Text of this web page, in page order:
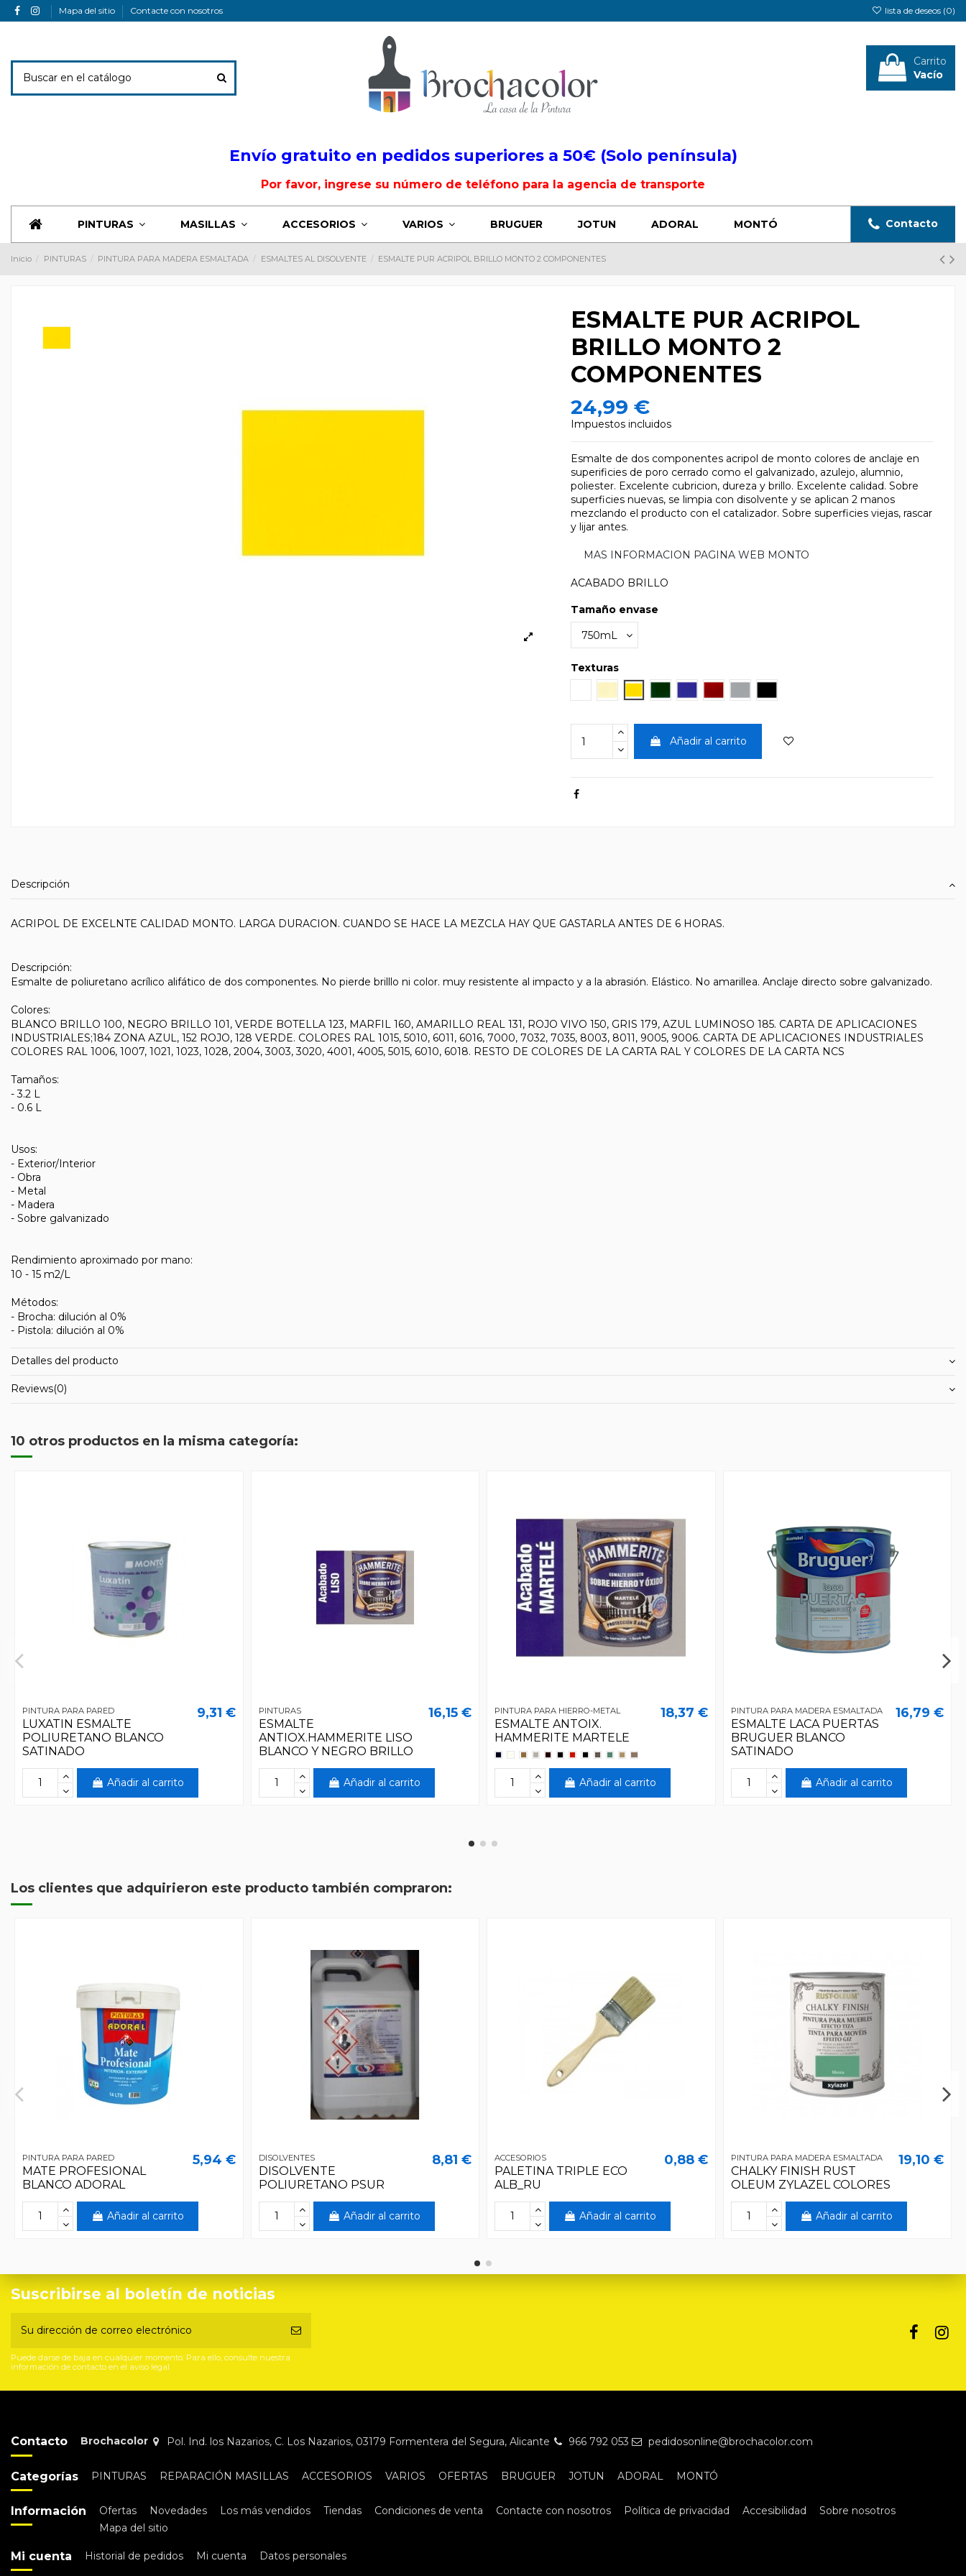
Mapa del sitio Contacte con nosotros lista de deseos (0)
Carrito
Vacío
Envío gratuito en pedidos superiores a 50€ (Solo península)
Por favor, ingrese su número de teléfono para la agencia de transporte
PINTURAS MASILLAS ACCESORIOS VARIOS BRUGUER JOTUN ADORAL MONTÓ Contacto
Inicio PINTURAS PINTURA PARA MADERA ESMALTADA ESMALTES AL DISOLVENTE ESMALTE PUR ACRIPOL BRILLO MONTO 2 COMPONENTES
ESMALTE PUR ACRIPOL
BRILLO MONTO 2
COMPONENTES
24,99 €
Impuestos incluidos
Esmalte de dos componentes acripol de monto colores de anclaje en
superificies de poro cerrado como el galvanizado, azulejo, alumnio,
poliester. Excelente cubricion, dureza y brillo. Excelente calidad. Sobre
superficies nuevas, se limpia con disolvente y se aplican 2 manos
mezclando el producto con el catalizador. Sobre superficies viejas, rascar
y lijar antes.
MAS INFORMACION PAGINA WEB MONTO
ACABADO BRILLO
Tamaño envase
Texturas
Verde BotellaAzul Luminoso
Rojo Vivo
Añadir al carrito
Descripción
ACRIPOL DE EXCELNTE CALIDAD MONTO. LARGA DURACION. CUANDO SE HACE LA MEZCLA HAY QUE GASTARLA ANTES DE 6 HORAS.
Descripción:
Esmalte de poliuretano acrílico alifático de dos componentes. No pierde brilllo ni color. muy resistente al impacto y a la abrasión. Elástico. No amarillea. Anclaje directo sobre galvanizado.
Colores:
BLANCO BRILLO 100, NEGRO BRILLO 101, VERDE BOTELLA 123, MARFIL 160, AMARILLO REAL 131, ROJO VIVO 150, GRIS 179, AZUL LUMINOSO 185. CARTA DE APLICACIONES
INDUSTRIALES;184 ZONA AZUL, 152 ROJO, 128 VERDE. COLORES RAL 1015, 5010, 6011, 6016, 7000, 7032, 7035, 8003, 8011, 9005, 9006. CARTA DE APLICACIONES INDUSTRIALES
COLORES RAL 1006, 1007, 1021, 1023, 1028, 2004, 3003, 3020, 4001, 4005, 5015, 6010, 6018. RESTO DE COLORES DE LA CARTA RAL Y COLORES DE LA CARTA NCS
Tamaños:
- 3.2 L
- 0.6 L
Usos:
- Exterior/Interior
- Obra
- Metal
- Madera
- Sobre galvanizado
Rendimiento aproximado por mano:
10 - 15 m2/L
Métodos:
- Brocha: dilución al 0%
- Pistola: dilución al 0%
Detalles del producto
Reviews(0)
10 otros productos en la misma categoría:
PINTURA PARA PARED
LUXATIN ESMALTE
POLIURETANO BLANCO
SATINADO
9,31 €
Añadir al carrito
PINTURAS
ESMALTE
ANTIOX.HAMMERITE LISO
BLANCO Y NEGRO BRILLO
16,15 €
Añadir al carrito
PINTURA PARA HIERRO-METAL
ESMALTE ANTOIX.
HAMMERITE MARTELE
18,37 €
Añadir al carrito
PINTURA PARA MADERA ESMALTADA
ESMALTE LACA PUERTAS
BRUGUER BLANCO
SATINADO
16,79 €
Añadir al carrito
Los clientes que adquirieron este producto también compraron:
PINTURA PARA PARED
MATE PROFESIONAL
BLANCO ADORAL
5,94 €
Añadir al carrito
DISOLVENTES
DISOLVENTE
POLIURETANO PSUR
8,81 €
Añadir al carrito
ACCESORIOS
PALETINA TRIPLE ECO
ALB_RU
0,88 €
Añadir al carrito
PINTURA PARA MADERA ESMALTADA
CHALKY FINISH RUST
OLEUM ZYLAZEL COLORES
19,10 €
Añadir al carrito
Suscribirse al boletín de noticias
Puede darse de baja en cualquier momento. Para ello, consulte nuestra
información de contacto en el aviso legal.
Contacto Brochacolor Pol. Ind. los Nazarios, C. Los Nazarios, 03179 Formentera del Segura, Alicante 966 792 053 pedidosonline@brochacolor.com
Categorías PINTURAS REPARACIÓN MASILLAS ACCESORIOS VARIOS OFERTAS BRUGUER JOTUN ADORAL MONTÓ
Información Ofertas Novedades Los más vendidos Tiendas Condiciones de venta Contacte con nosotros Política de privacidad Accesibilidad
Sobre nosotros
Mapa del sitio
Mi cuenta Historial de pedidos Mi cuenta Datos personales